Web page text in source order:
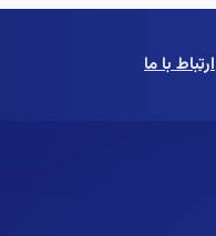
ارتباط با ما